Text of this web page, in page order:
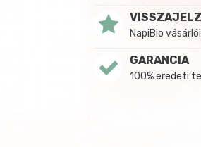
NapiBio
GARANCIA
100% eredeti